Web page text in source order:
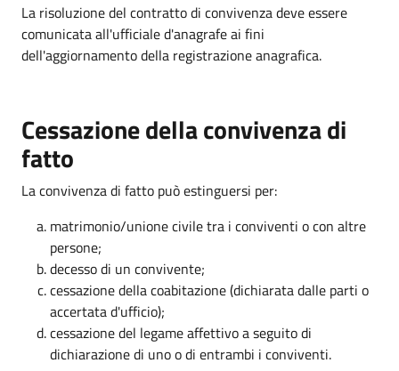
La risoluzione del contratto di convivenza deve essere
comunicata all'ufficiale d'anagrafe ai fini
dell'aggiornamento della registrazione anagrafica.
Cessazione della convivenza di
fatto
La convivenza di fatto può estinguersi per:
matrimonio/unione civile tra i conviventi o con altre
persone;
decesso di un convivente;
cessazione della coabitazione (dichiarata dalle parti o
accertata d'ufficio);
cessazione del legame affettivo a seguito di
dichiarazione di uno o di entrambi i conviventi.